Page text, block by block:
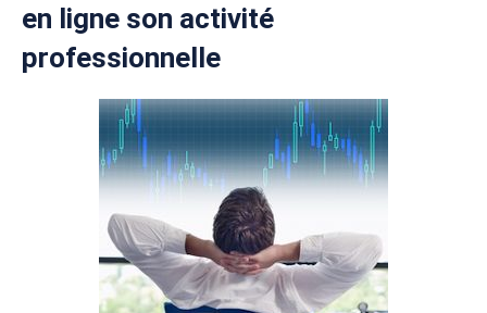
en ligne son activité
professionnelle